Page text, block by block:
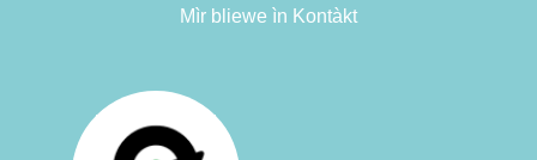
Mìr bliewe ìn Kontàkt